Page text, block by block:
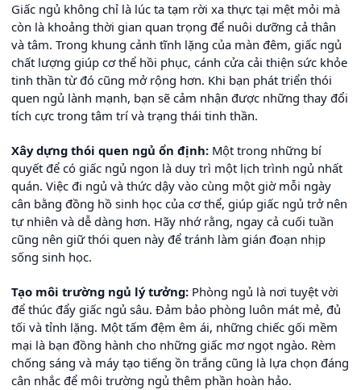
Giấc ngủ không chỉ là lúc ta tạm rời xa thực tại mệt mỏi mà
còn là khoảng thời gian quan trọng để nuôi dưỡng cả thân
và tâm. Trong khung cảnh tĩnh lặng của màn đêm, giấc ngủ
chất lượng giúp cơ thể hồi phục, cánh cửa cải thiện sức khỏe
tinh thần từ đó cũng mở rộng hơn. Khi bạn phát triển thói
quen ngủ lành mạnh, bạn sẽ cảm nhận được những thay đổi
tích cực trong tâm trí và trạng thái tinh thần.
Xây dựng thói quen ngủ ổn định: Một trong những bí
quyết để có giấc ngủ ngon là duy trì một lịch trình ngủ nhất
quán. Việc đi ngủ và thức dậy vào cùng một giờ mỗi ngày
cân bằng đồng hồ sinh học của cơ thể, giúp giấc ngủ trở nên
tự nhiên và dễ dàng hơn. Hãy nhớ rằng, ngay cả cuối tuần
cũng nên giữ thói quen này để tránh làm gián đoạn nhịp
sống sinh học.
Tạo môi trường ngủ lý tưởng: Phòng ngủ là nơi tuyệt vời
để thúc đẩy giấc ngủ sâu. Đảm bảo phòng luôn mát mẻ, đủ
tối và tỉnh lặng. Một tấm đệm êm ái, những chiếc gối mềm
mại là bạn đồng hành cho những giấc mơ ngọt ngào. Rèm
chống sáng và máy tạo tiếng ồn trắng cũng là lựa chọn đáng
cân nhắc để môi trường ngủ thêm phần hoàn hảo.